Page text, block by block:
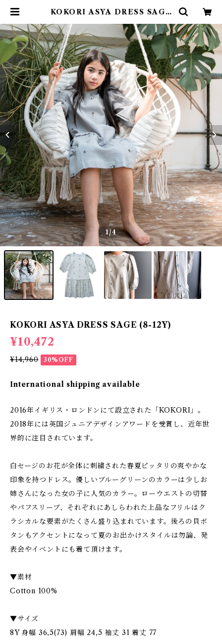
KOKORI ASYA DRESS SAGE
1/4
KOKORI ASYA DRESS SAGE (8-12Y)
¥10,472
¥14,960 30%OFF
International shipping available
2016年イギリス・ロンドンにて設立された「KOKORI」。
2018年には英国ジュニアデザインアワードを受賞し、近年世
界的に注目されています。
白セージのお花が全体に刺繍された春夏ピッタリの爽やかな
印象を持つドレス。優しいブルーグリーンのカラーは少しお
姉さんになった女の子に人気のカラー。ローウエストの切替
やパフスリーブ、それぞれにあしらわれた上品なフリルはク
ラシカルな要素がたくさん盛り込まれています。後ろの貝ボ
タンもアクセントになって夏のお出かけスタイルは勿論、発
表会やイベントにも着て頂けます。
▼素材
Cotton 100%
▼サイズ
8Y 身幅 36,5(73) 肩幅 24,5 袖丈 31 着丈 77